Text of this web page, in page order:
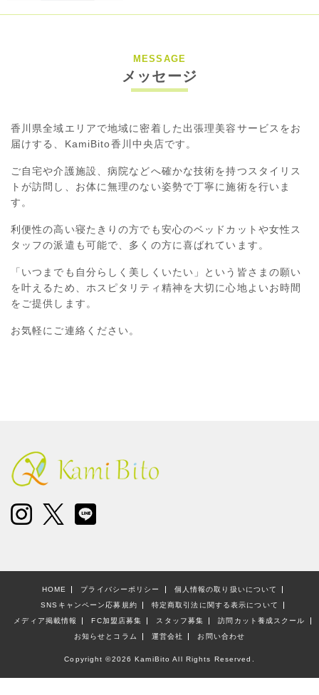
MESSAGE
メッセージ
香川県全域エリアで地域に密着した出張理美容サービスをお
届けする、KamiBito香川中央店です。
ご自宅や介護施設、病院などへ確かな技術を持つスタイリス
トが訪問し、お体に無理のない姿勢で丁寧に施術を行いま
す。
利便性の高い寝たきりの方でも安心のベッドカットや女性ス
タッフの派遣も可能で、多くの方に喜ばれています。
「いつまでも自分らしく美しくいたい」という皆さまの願い
を叶えるため、ホスピタリティ精神を大切に心地よいお時間
をご提供します。
お気軽にご連絡ください。
HOME プライバシーポリシー
個人情報の取り扱いについて
SNSキャンペーン応募規約
特定商取引法に関する表示について
メディア掲載情報
FC加盟店募集 スタッフ募集
訪問カット養成スクール
お知らせとコラム
運営会社 お問い合わせ
Copyright ©2026 KamiBito All Rights Reserved.